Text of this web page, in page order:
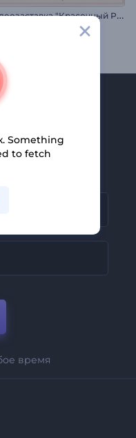
В
идеозаставка "Красочный Рамадан"
к
и
время
Something
to fetch